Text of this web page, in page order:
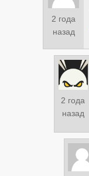
2 года
назад
2 года
назад